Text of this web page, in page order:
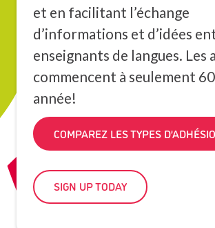
et en facilitant l’échange
d’informations et d’idées
enseignants de langues. Les
commencent à seulement
année!
COMPAREZ LES TYPES
SIGN UP TODAY